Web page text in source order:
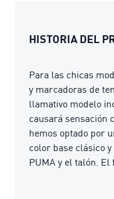
HISTORIA DEL
Para las chicas
y marcadoras de
llamativo modelo
causará sensación
hemos optado por
color base clásico
PUMA y el talón. El